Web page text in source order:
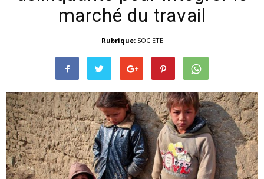
marché du travail
Rubrique: SOCIETE